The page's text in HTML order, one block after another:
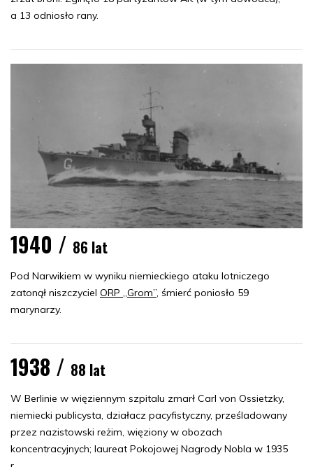
a 13 odniosło rany.
1940 / 86 lat
Pod Narwikiem w wyniku niemieckiego ataku lotniczego
zatonął niszczyciel ORP „Grom”, śmierć poniosło 59
marynarzy.
1938 / 88 lat
W Berlinie w więziennym szpitalu zmarł Carl von Ossietzky,
niemiecki publicysta, działacz pacyfistyczny, prześladowany
przez nazistowski reżim, więziony w obozach
koncentracyjnych; laureat Pokojowej Nagrody Nobla w 1935